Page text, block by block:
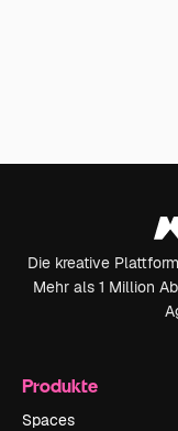
Die kreative
Mehr als 1 Million
Produkte
Spaces